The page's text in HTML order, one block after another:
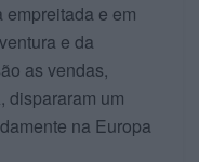
e em
e da
as vendas,
dispararam um
na Europa